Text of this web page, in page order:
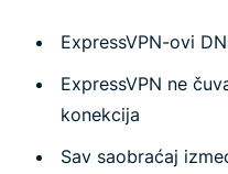
ExpressVPN-ovi
ExpressVPN ne
konekcija
Sav saobraćaj